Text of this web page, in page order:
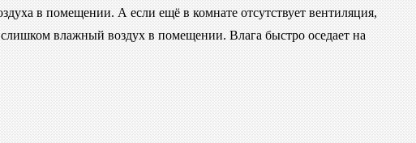
в помещении. А если ещё в комнате отсутствует вентиляция,
влажный воздух в помещении. Влага быстро оседает на